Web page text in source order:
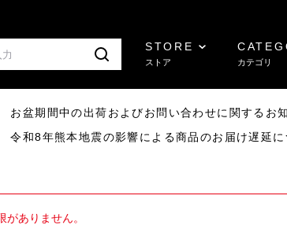
STORE
ストア カテゴリ
盆期間中の出荷およびお問い合わせに関するお
和8年熊本地震の影響による商品のお届け遅延に
ありません。